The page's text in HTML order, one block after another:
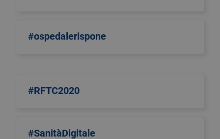
#ospedalerispone
#RFTC2020
#SanitàDigitale